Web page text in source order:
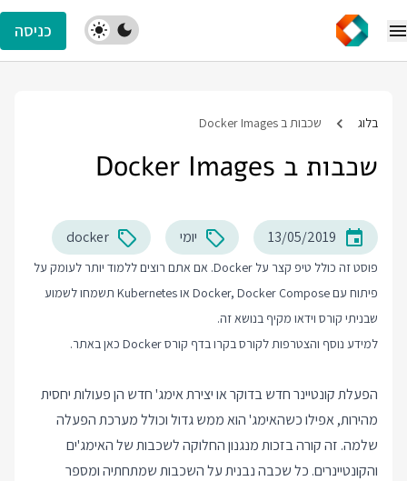
כניסה
בלוג שכבות ב Docker Images
שכבות ב Docker Images
13/05/2019 יומי docker
פוסט זה כולל טיפ קצר על Docker. אם אתם רוצים ללמוד יותר לעומק על
פיתוח עם Docker, Docker Compose או Kubernetes תשמחו לשמוע
שבניתי קורס וידאו מקיף בנושא זה.
למידע נוסף והצטרפות לקורס בקרו בדף קורס Docker כאן באתר.
הפעלת קונטיינר חדש בדוקר או יצירת אימג' חדש הן פעולות יחסית
מהירות, אפילו כשהאימג' הוא ממש גדול וכולל מערכת הפעלה
שלמה. זה קורה בזכות מנגנון החלוקה לשכבות של האימג'ים
והקונטיינרים. כל שכבה נבנית על השכבות שמתחתיה ומספר